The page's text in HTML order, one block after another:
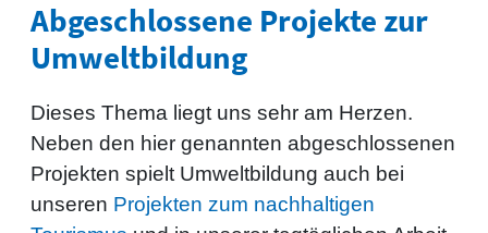
Abgeschlossene Projekte zur
Umweltbildung
Dieses Thema liegt uns sehr am Herzen.
Neben den hier genannten abgeschlossenen
Projekten spielt Umweltbildung auch bei
unseren Projekten zum nachhaltigen